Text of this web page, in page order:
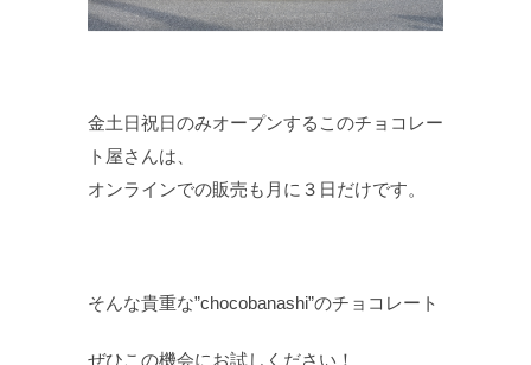
金土日祝日のみオープンするこのチョコレー
ト屋さんは、
オンラインでの販売も月に３日だけです。
そんな貴重な”chocobanashi”のチョコレート
ぜひこの機会にお試しください！